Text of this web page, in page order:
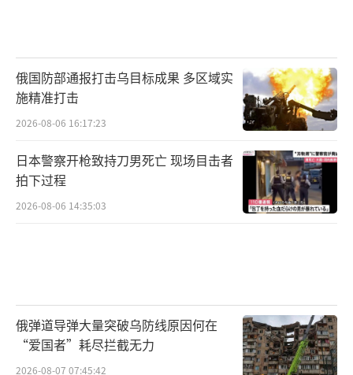
俄国防部通报打击乌目标成果 多区域实
施精准打击
2026-08-06 16:17:23
日本警察开枪致持刀男死亡 现场目击者
拍下过程
2026-08-06 14:35:03
俄弹道导弹大量突破乌防线原因何在
“爱国者”耗尽拦截无力
2026-08-07 07:45:42